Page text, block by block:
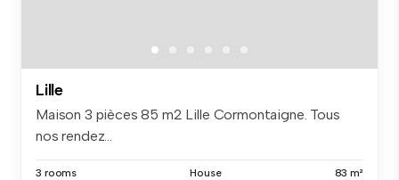
Lille
Maison 3 pièces 85 m2 Lille Cormontaigne. Tous
nos rendez...
3 rooms House 83 m²